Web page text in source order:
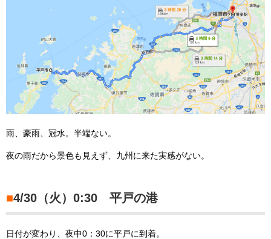
雨、豪雨、冠水。半端ない。
夜の雨だから景色も見えず、九州に来た実感がない。
■4/30（火）0:30 平戸の港
日付が変わり、夜中0：30に平戸に到着。